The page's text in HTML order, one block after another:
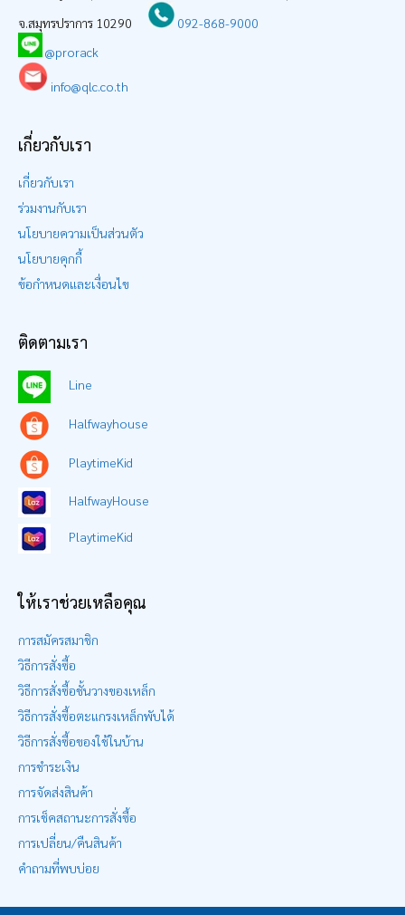
จ.สมุทรปราการ 10290
092-868-9000
@prorack
info@qlc.co.th
เกี่ยวกับเรา
เกี่ยวกับเรา
ร่วมงานกับเรา
นโยบายความเป็นส่วนตัว
นโยบายคุกกี้
ข้อกำหนดและเงื่อนไข
ติดตามเรา
Line
Halfwayhouse
PlaytimeKid
HalfwayHouse
PlaytimeKid
ให้เราช่วยเหลือคุณ
การสมัครสมาชิก
วิธีการสั่งซื้อ
วิธีการสั่งซื้อชั้นวางของเหล็ก
วิธีการสั่งซื้อตะแกรงเหล็กพับได้
วิธีการสั่งซื้อของใช้ในบ้าน
การชำระเงิน
การจัดส่งสินค้า
การเช็คสถานะการสั่งซื้อ
การเปลี่ยน/คืนสินค้า
คำถามที่พบบ่อย